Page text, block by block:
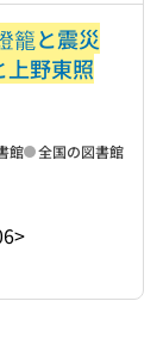
籠と震災
上野東照
館 全国の図書館